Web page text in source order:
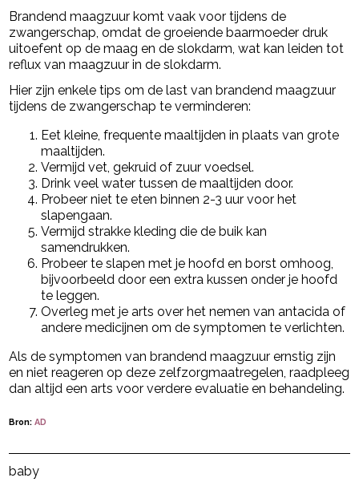
Brandend maagzuur komt vaak voor tijdens de
zwangerschap, omdat de groeiende baarmoeder druk
uitoefent op de maag en de slokdarm, wat kan leiden tot
reflux van maagzuur in de slokdarm.
Hier zijn enkele tips om de last van brandend maagzuur
tijdens de zwangerschap te verminderen:
Eet kleine, frequente maaltijden in plaats van grote
maaltijden.
Vermijd vet, gekruid of zuur voedsel.
Drink veel water tussen de maaltijden door.
Probeer niet te eten binnen 2-3 uur voor het
slapengaan.
Vermijd strakke kleding die de buik kan
samendrukken.
Probeer te slapen met je hoofd en borst omhoog,
bijvoorbeeld door een extra kussen onder je hoofd
te leggen.
Overleg met je arts over het nemen van antacida of
andere medicijnen om de symptomen te verlichten.
Als de symptomen van brandend maagzuur ernstig zijn
en niet reageren op deze zelfzorgmaatregelen, raadpleeg
dan altijd een arts voor verdere evaluatie en behandeling.
Bron:AD
Post Views: 133
baby